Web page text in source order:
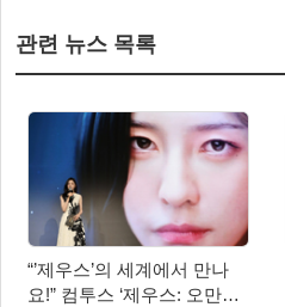
관련 뉴스 목록
“’제우스’의 세계에서 만나
요!” 컴투스 ‘제우스: 오만의